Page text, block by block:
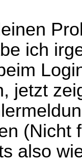
ich
jetzt
(Nicht
also